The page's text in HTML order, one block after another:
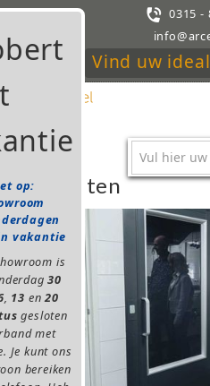
op:
vakantie
is
30
, 13 en20
gesloten
met
Je kunt ons
bereiken
 0315 -
Vind uw
Huisliften